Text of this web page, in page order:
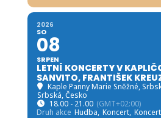
2026
SO
08
SRPEN
LETNÍ KONCERTY V
SANVITO, FRANTIŠEK
Kaple Panny Marie Sněžné,
Srbská, Česko
18.00 - 21.00 (GMT+02:00)
Druh akce Hudba, Koncert,